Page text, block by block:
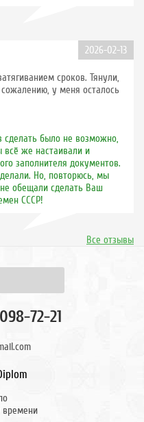
2026-02-13
сроков. Тянули,
у меня осталось
сделать было не возможно,
же настаивали и
заполнителя документов.
Но, повторюсь, мы
обещали сделать Ваш
СССР!
Все отзывы
72-21